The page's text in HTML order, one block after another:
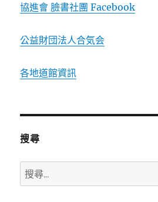
協進會 臉書社團 Facebook
公益財団法人合気会
各地道館資訊
搜尋
搜
尋